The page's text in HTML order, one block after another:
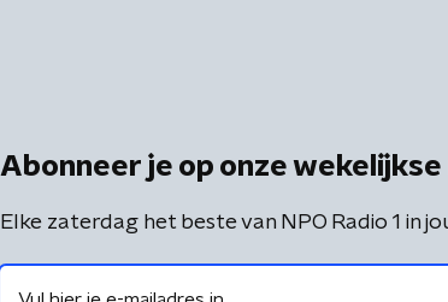
Abonneer je op onze
Elke zaterdag het beste van NPO Radio 1 in